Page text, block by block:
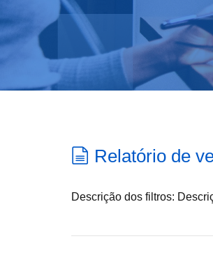
Relatório de
Descrição dos filtros: